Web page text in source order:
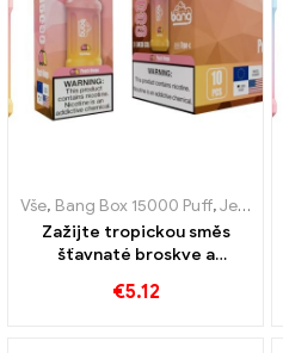
Vše, Bang Box 15000 Puff,Jednorázové e-cigarety Švédsko
Zažijte tropickou směs
šťavnaté broskve a
jednorázovou e-cigaretou
€5.12